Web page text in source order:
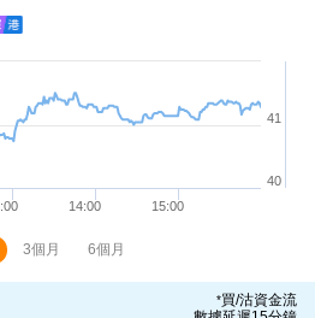
3個月 6個月
*買/沽資金流